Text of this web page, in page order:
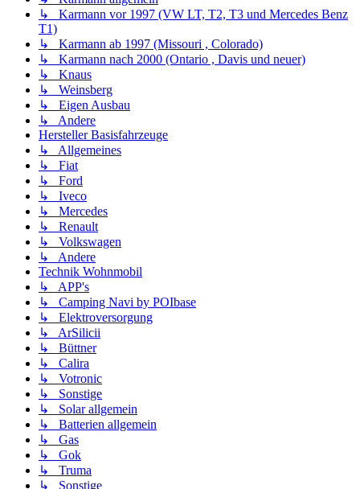
↳ Karmann vor 1997 (VW LT, T2, T3 und Mercedes Benz
T1)
↳ Karmann ab 1997 (Missouri , Colorado)
↳ Karmann nach 2000 (Ontario , Davis und neuer)
↳ Knaus
↳ Weinsberg
↳ Eigen Ausbau
↳ Andere
Hersteller Basisfahrzeuge
↳ Allgemeines
↳ Fiat
↳ Ford
↳ Iveco
↳ Mercedes
↳ Renault
↳ Volkswagen
↳ Andere
Technik Wohnmobil
↳ APP's
↳ Camping Navi by POIbase
↳ Elektroversorgung
↳ ArSilicii
↳ Büttner
↳ Calira
↳ Votronic
↳ Sonstige
↳ Solar allgemein
↳ Batterien allgemein
↳ Gas
↳ Gok
↳ Truma
↳ Sonstige